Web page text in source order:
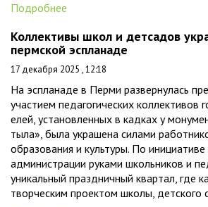
Подробнее
Коллективы школ и детсадов
пермской эспланаде
17 декабря 2025 , 12:18
На эспланаде в Перми развернулась
участием педагогических коллективов
елей, установленных в кадках у
тыла», была украшена силами
образования и культуры. По
администрации руками школьников и
уникальный праздничный квартал, где
творческим проектом школы, детского